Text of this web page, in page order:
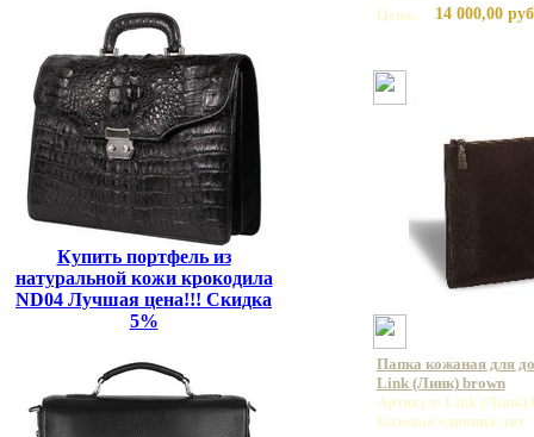
Купить портфель из
натуральной кожи крокодила
ND04 Лучшая цена!!! Скидка
5%
Цена:
14 000,00
Папка кожаная для
Link (Линк) brown
Артикул: Link (Линк)
Базовая единица: шт